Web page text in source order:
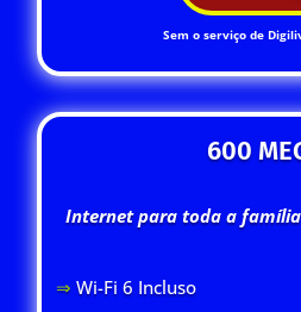
Sem o serviço de
600
Internet para toda a
⇒ Wi-Fi 6 Incluso